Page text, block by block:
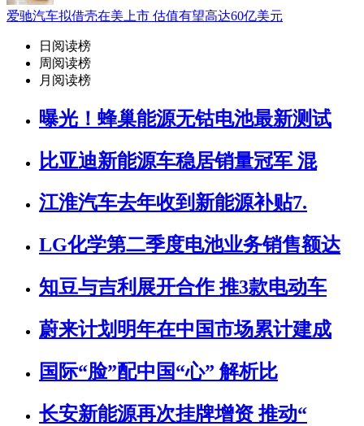
爱驰汽车拟借壳在美上市 估值有望高达60亿美元
日阅读榜
周阅读榜
月阅读榜
曝光！蜂巢能源无钴电池最新测试
比亚迪新能源车稳居销量冠军 混
江淮汽车去年收到新能源补贴7.
LG化学第二季度电池业务销售额达
知豆与吉利展开合作 推3款电动车
蔚来计划明年在中国市场累计建成
国际“脸”配中国“心” 解析比
长安新能源再次挂牌增资 推动“